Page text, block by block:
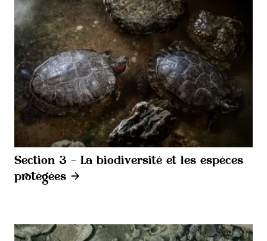
Section 3 - La biodiversité et les espèces
protégées